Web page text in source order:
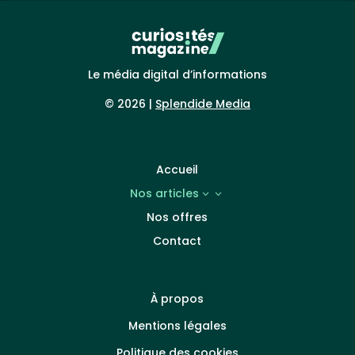
Le média digital d’informations
© 2026 | Splendide Media
Accueil
Nos articles
3
Nos offres
Contact
À propos
Mentions légales